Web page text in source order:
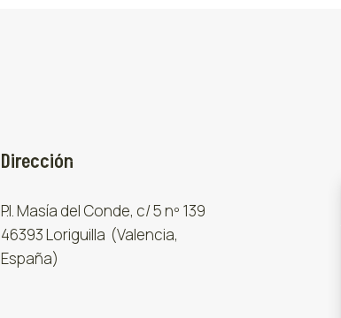
Dirección
P.I. Masía del Conde, c/ 5 nº 139
46393 Loriguilla (Valencia,
España)